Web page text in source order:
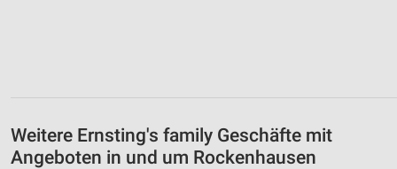
Weitere Ernsting's family Geschäfte mit
Angeboten in und um Rockenhausen